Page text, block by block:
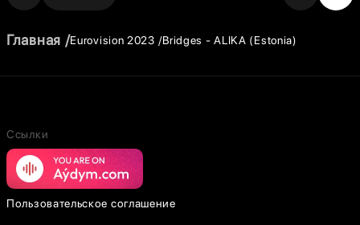
Главная Eurovision 2023 Bridges - ALIKA (Estonia)
Ссылки
Пользовательское соглашение